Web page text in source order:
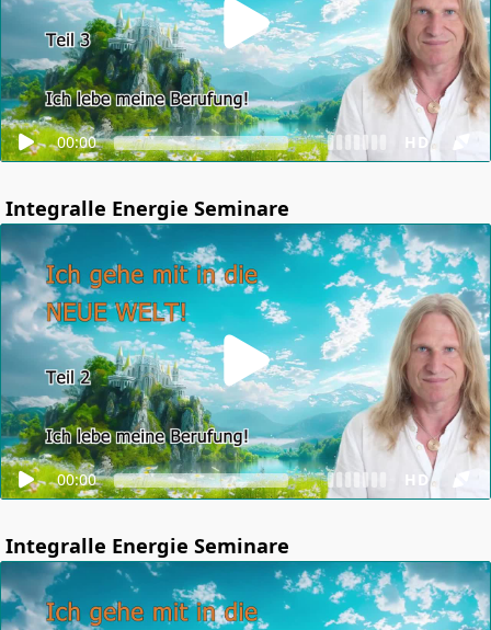
00:00 HD
Integralle Energie Seminare
00:00 HD
Integralle Energie Seminare